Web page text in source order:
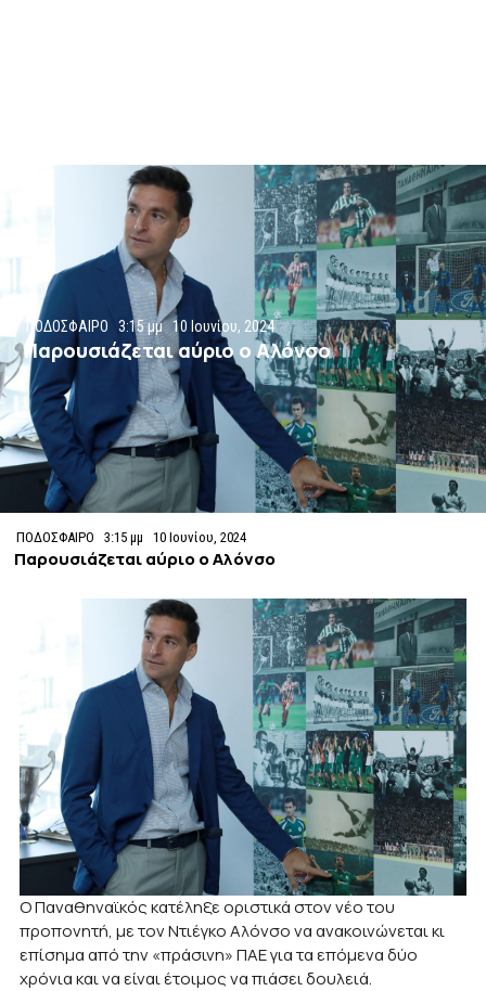
ΠΟΔΟΣΦΑΙΡΟ 3:15 μμ 10 Ιουνίου, 2024
Παρουσιάζεται αύριο ο Αλόνσο
ΠΟΔΟΣΦΑΙΡΟ 3:15 μμ 10 Ιουνίου, 2024
Παρουσιάζεται αύριο ο Αλόνσο
Ο Παναθηναϊκός κατέληξε οριστικά στον νέο του
προπονητή, με τον Ντιέγκο Αλόνσο να ανακοινώνεται κι
επίσημα από την «πράσινη» ΠΑΕ για τα επόμενα δύο
χρόνια και να είναι έτοιμος να πιάσει δουλειά.